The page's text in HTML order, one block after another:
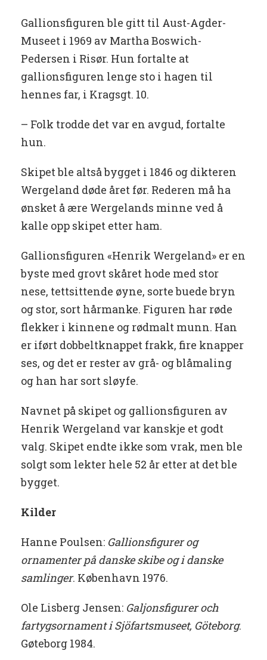
Gallionsfiguren ble gitt til Aust-Agder-
Museet i 1969 av Martha Boswich-
Pedersen i Risør. Hun fortalte at
gallionsfiguren lenge sto i hagen til
hennes far, i Kragsgt. 10.
– Folk trodde det var en avgud, fortalte
hun.
Skipet ble altså bygget i 1846 og dikteren
Wergeland døde året før. Rederen må ha
ønsket å ære Wergelands minne ved å
kalle opp skipet etter ham.
Gallionsfiguren «Henrik Wergeland» er en
byste med grovt skåret hode med stor
nese, tettsittende øyne, sorte buede bryn
og stor, sort hårmanke. Figuren har røde
flekker i kinnene og rødmalt munn. Han
er iført dobbeltknappet frakk, fire knapper
ses, og det er rester av grå- og blåmaling
og han har sort sløyfe.
Navnet på skipet og gallionsfiguren av
Henrik Wergeland var kanskje et godt
valg. Skipet endte ikke som vrak, men ble
solgt som lekter hele 52 år etter at det ble
bygget.
Kilder
Hanne Poulsen: Gallionsfigurer og
ornamenter på danske skibe og i danske
samlinger. København 1976.
Ole Lisberg Jensen: Galjonsfigurer och
fartygsornamenti Sjöfartsmuseet, Göteborg.
Gøteborg 1984.